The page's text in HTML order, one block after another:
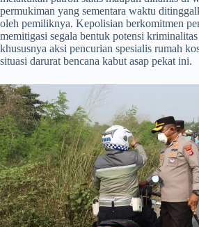
permukiman yang sementara waktu
oleh pemiliknya. Kepolisian berkomitmen
memitigasi segala bentuk potensi
khususnya aksi pencurian spesialis rumah
situasi darurat bencana kabut asap pekat ini.